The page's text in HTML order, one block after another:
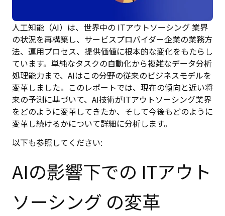
人工知能（AI）は、世界中の ITアウトソーシング 業界
の状況を再構築し、サービスプロバイダー企業の業務方
法、運用プロセス、提供価値に根本的な変化をもたらし
ています。単純なタスクの自動化から複雑なデータ分析
処理能力まで、AIはこの分野の従来のビジネスモデルを
変革しました。このレポートでは、現在の傾向と近い将
来の予測に基づいて、AI技術がITアウトソーシング業界
をどのように変革してきたか、そして今後もどのように
変革し続けるかについて詳細に分析します。
以下も参照してください:
AIの影響下での ITアウト
ソーシング の変革